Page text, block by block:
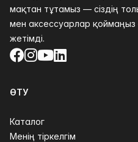
мақтан тұтамыз — сіздің
мен аксессуарлар қоймаңыз
жетімді.
Facebook
Instagram
YouTube
LinkedIn
ӨТУ
Каталог
Менің тіркелгім